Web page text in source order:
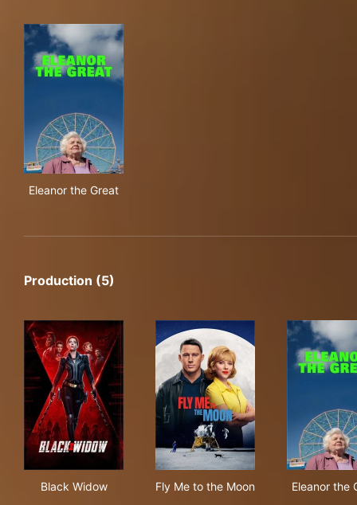
Eleanor the Great
Production (5)
Black Widow Fly Me to the Moon Eleanor the